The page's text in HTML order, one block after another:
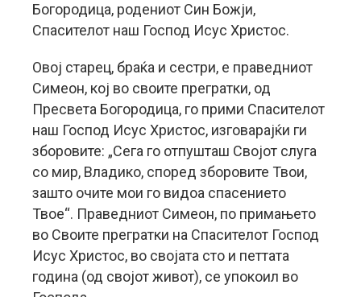
Богородица, родениот Син Божји,
Спасителот наш Господ Исус Христос.
Овој старец, браќа и сестри, е праведниот
Симеон, кој во своите прегратки, од
Пресвета Богородица, го прими Спасителот
наш Господ Исус Христос, изговарајќи ги
зборовите: „Сега го отпушташ Својот слуга
со мир, Владико, според зборовите Твои,
зашто очите мои го видоа спасението
Твое“. Праведниот Симеон, по примањето
во Своите прегратки на Спасителот Господ
Исус Христос, во својата сто и петтата
година (од својот живот), се упокоил во